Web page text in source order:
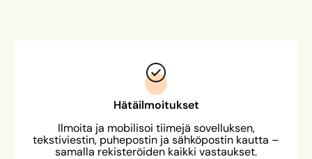
Hätäilmoitukset
Ilmoita ja mobilisoi tiimejä sovelluksen,
tekstiviestin, puhepostin ja sähköpostin kautta –
samalla rekisteröiden kaikki vastaukset.